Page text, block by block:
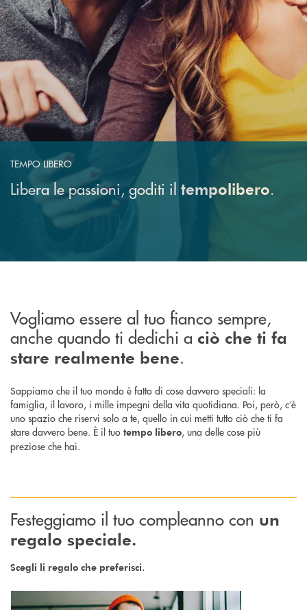
TEMPO LIBERO
Libera le passioni, goditi il tempolibero.
Vogliamo essere al tuo fianco sempre,
anche quando ti dedichi a ciò che ti fa
stare realmente bene.
Sappiamo che il tuo mondo è fatto di cose davvero speciali: la
famiglia, il lavoro, i mille impegni della vita quotidiana. Poi, però, c’è
uno spazio che riservi solo a te, quello in cui metti tutto ciò che ti fa
stare davvero bene. È il tuo tempo libero, una delle cose più
preziose che hai.
Festeggiamo il tuo compleanno con un
regalo speciale.
Scegli li regalo che preferisci.
Scopri di più HappyConto 18-25